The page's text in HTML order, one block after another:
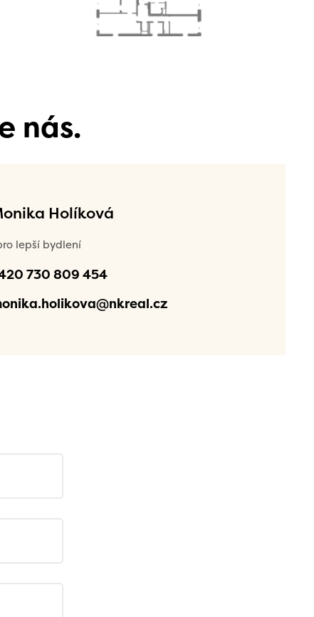
nás.
Holíková
lepší bydlení
730 809 454